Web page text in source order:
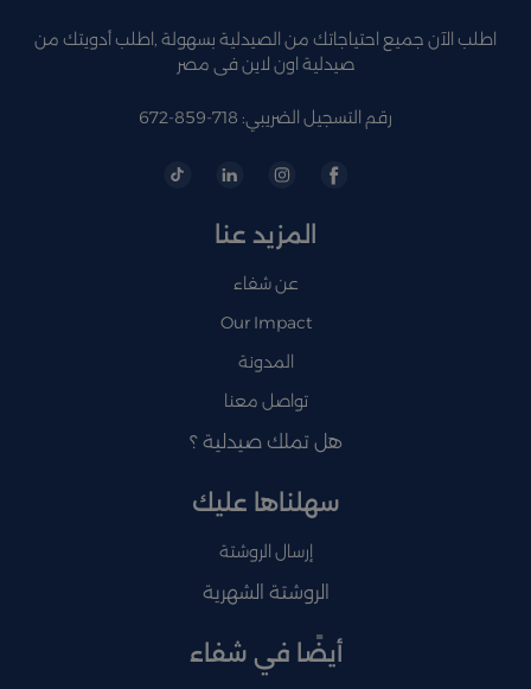
اطلب الآن جميع احتياجاتك من الصيدلية بسهولة ,اطلب أدويتك من
صيدلية اون لاين فى مصر
رقم التسجيل الضريبي: 718-859-672
المزيد عنا
عن شفاء
Our Impact
المدونة
تواصل معنا
هل تملك صيدلية ؟
سهلناها عليك
إرسال الروشتة
الروشتة الشهرية
أيضًا في شفاء